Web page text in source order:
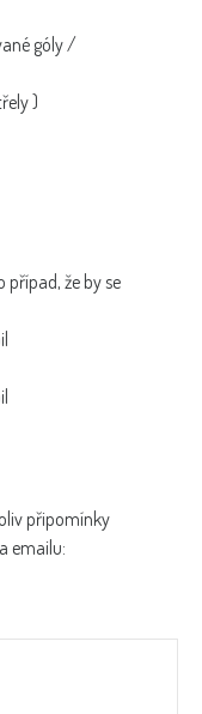
góly /
)
případ, že by se
připomínky
emailu: